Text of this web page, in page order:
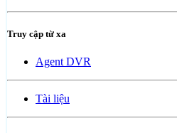
Truy cập từ xa
Agent DVR
Tài liệu